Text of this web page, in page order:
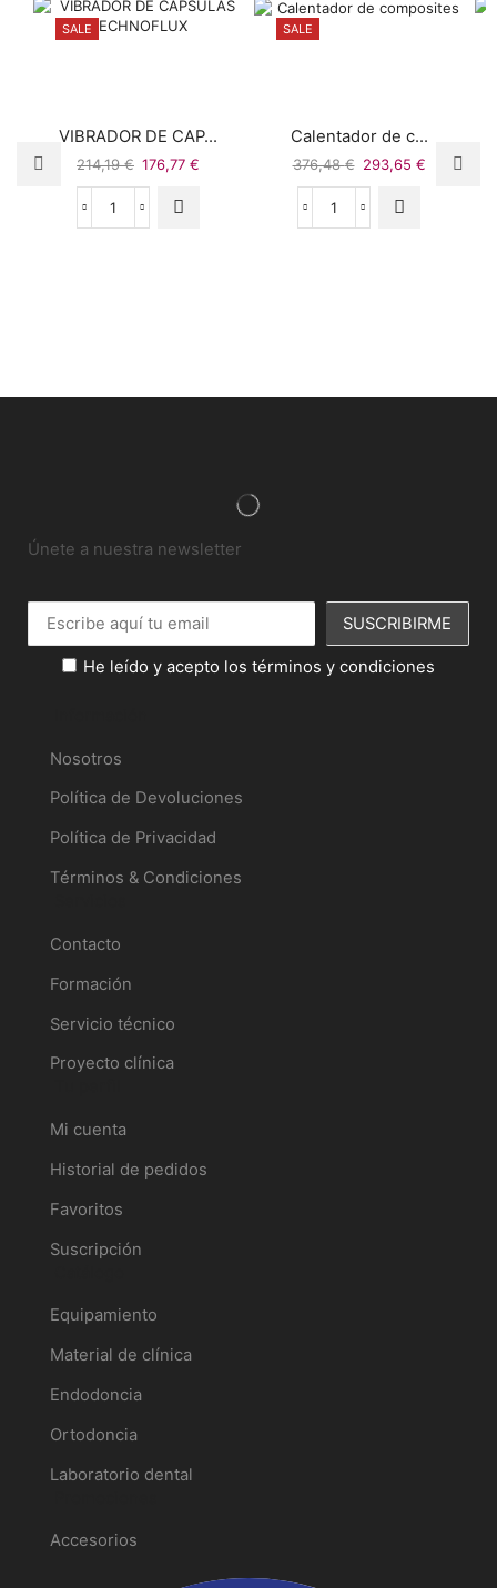
SALE
VIBRADOR DE CAP...
214,19€ 176,77 €
SALE
Calentador de c...
376,48€ 293,65 €
Únete a nuestra newsletter
He leído y acepto los términos y condiciones
Nosotros
Política de Devoluciones
Política de Privacidad
Términos & Condiciones
Contacto
Formación
Servicio técnico
Proyecto clínica
Mi cuenta
Historial de pedidos
Favoritos
Suscripción
Equipamiento
Material de clínica
Endodoncia
Ortodoncia
Laboratorio dental
Accesorios